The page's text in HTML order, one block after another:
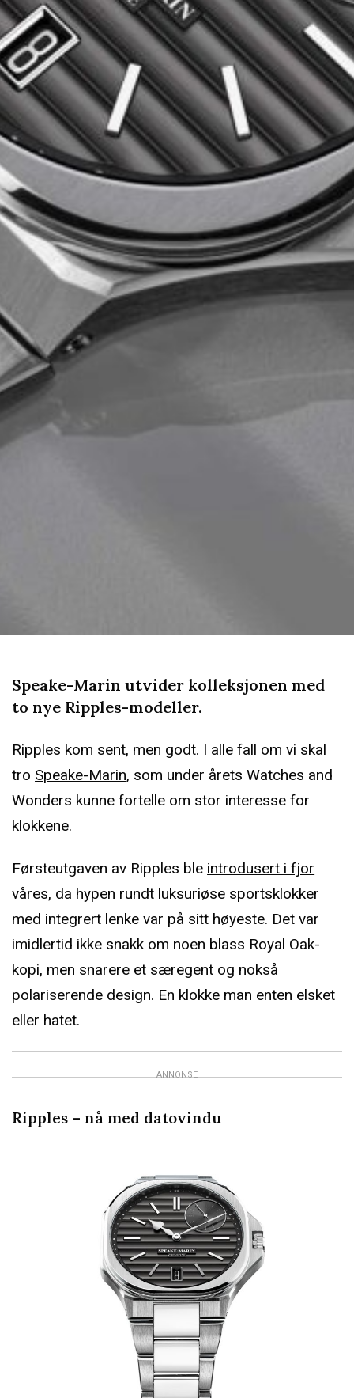
Speake-Marin utvider kolleksjonen med
to nye Ripples-modeller.
Ripples kom sent, men godt. I alle fall om vi skal
tro Speake-Marin, som under årets Watches and
Wonders kunne fortelle om stor interesse for
klokkene.
Førsteutgaven av Ripples ble introdusert i fjor
våres, da hypen rundt luksuriøse sportsklokker
med integrert lenke var på sitt høyeste. Det var
imidlertid ikke snakk om noen blass Royal Oak-
kopi, men snarere et særegent og nokså
polariserende design. En klokke man enten elsket
eller hatet.
ANNONSE
Ripples – nå med datovindu